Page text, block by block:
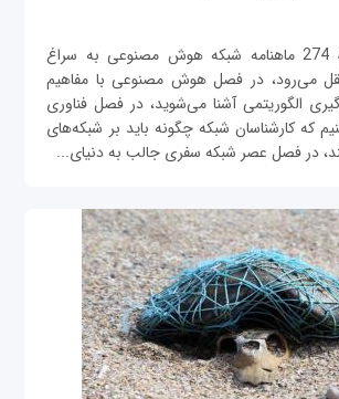
در سرمقاله شماره 274 ماهنامه شبکه هوش مصنوعی به سراغ
می‌رود، در فصل هوش مصنوعی با مفاهیم
الگوریتمی آشنا می‌شوید، در فصل فناوری
که کارشناسان شبکه چگونه باید بر شبکه‌های
در فصل عصر شبکه سفری جالب به دنیای...